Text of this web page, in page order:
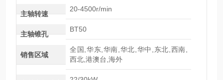
主轴转速
20-4500r/min
主轴锥孔
BT50
销售区域
全国,华东,华南,华北,华中,东北,西南,
西北,港澳台,海外